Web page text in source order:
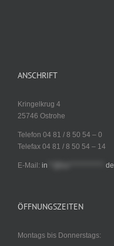
ANSCHRIFT
Kringelkrug 4
25746 Ostrohe
Telefon 04 81 / 8 50 54 – 0
Telefax 04 81 / 8 50 54 – 14
E-Mail: in de
ÖFFNUNGSZEITEN
Montags bis Donnerstags: